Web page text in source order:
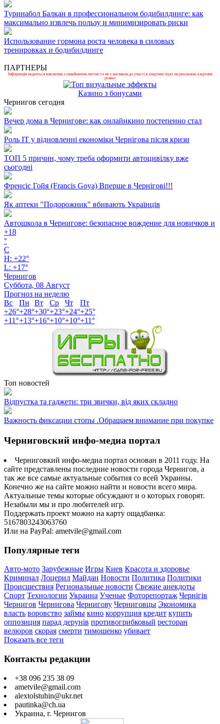
Туринабол Балкан в профессиональном бодибилдинге: как
максимально извлечь пользу и минимизировать риски
Использование гормона роста человека в силовых
тренировках и бодибилдинге
ПАРТНЕРЫ
Інформація надається виключно з ознайомчою метою та не є закликом до участі в азартних іграх чи рекламою азартних
розваг.
Казино з бонусами
Чернигов сегодня
Вечер дома в Чернигове: как онлайнкино постепенно стал
Роль ІТ у відновленні економіки Чернігова після кризи
ТОП 5 причин, чому треба оформити автоцивілку вже
сьогодні
Френсіс Гойя (Francis Goya) Вперше в Чернігові!!!
Як аптеки "Подорожник" вбивають Українців
Автошкола в Чернигове: безопасное вождение для новичков и
+18
°
C
H: +22°
L: +17°
Чернигов
Суббота, 08 Август
Прогноз на неделю
Вс
Пн Вт Ср Чт
Пт
+26°+28°+30°+23°+24°+25°
+11°+13°+16°+10°+10°+11°
Топ новостей
Відпустка та гаджети: три звички, від яких складно
Важность фиксации стопы .Обращаем внимание при покупке
Черниговский инфо-медиа портал
Черниговкий инфо-медиа портал основан в 2011 году. На
сайте представлены последние новости города Чернигов, а
так же все самые актуальные события со всей Украины.
Конечно же на сайте можно найти и новости всего мира.
Актуальные темы которые обсуждают и о которых говорят.
Незабыли мы и про любителей игр.
Поддержать проект можно на карту ощадбанка:
5167803243063760
Или на PayPal: ametvile@gmail.com
Популярные теги
Авто-мото Зарубежные Игры Киев Красота и здоровье
Криминал Лоцерил Майдан Новости Политика Политики
Происшествия Региональные новости Свежие анекдоты
Спорт Технологии Украина Ученые Фоторепортаж Чернігів
Чернигов Чернигова Чернигову Черниговцы Экономика
власть воровство займы кино коррупция кредит купить
оппозиция парад дерунів противогрибковый ресторан
велюров скорая смерти тимошенко убивает
Показать все теги
Контакты редакции
+38 096 235 38 09
ametvile@gmail.com
alextolstuhin@ukr.net
pautinka@ch.ua
Украина, г. Чернигов